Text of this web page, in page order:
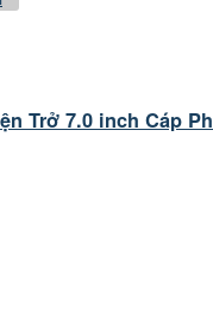
Trở 7.0 inch Cáp